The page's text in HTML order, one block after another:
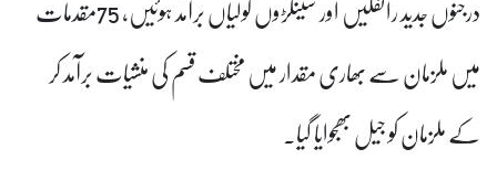
درجنوں جدید رائفلیں اور سینکڑوں گولیاں برآمد ہوئیں،75مقدمات
میں ملزمان سے بھاری مقدار میں مختلف قسم کی منشیات برآمد کر
کے ملزمان کو جیل بھجوایا گیا۔